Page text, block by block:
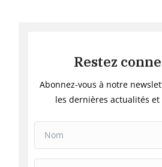
Restez
Abonnez-vous à notre
les dernières actualités et